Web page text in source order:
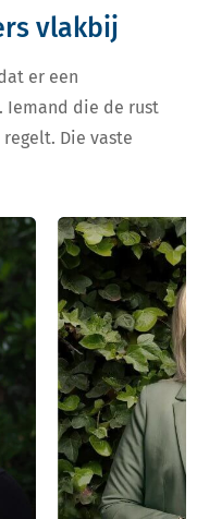
vlakbij
er een
Iemand die de rust
Die vaste